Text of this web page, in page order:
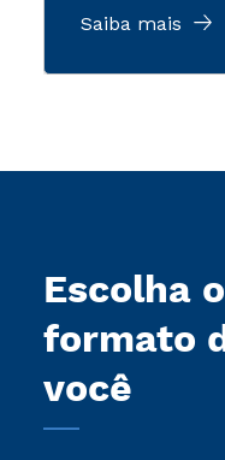
Saiba mais
Escolha
formato
você